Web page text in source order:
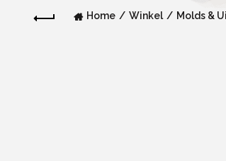
Home Winkel Molds &